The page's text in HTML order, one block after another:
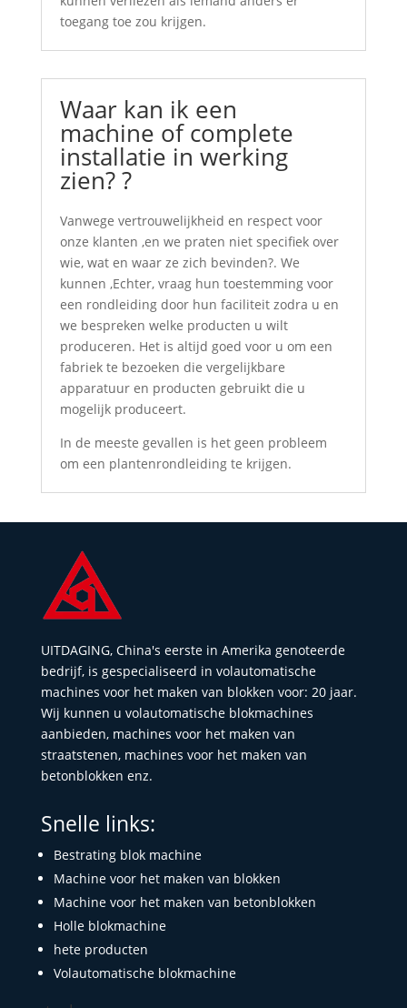
toegang toe zou krijgen.
Waar kan ik een
machine of complete
installatie in werking
zien? ?
Vanwege vertrouwelijkheid en respect voor
onze klanten ,en we praten niet specifiek over
wie, wat en waar ze zich bevinden?. We
kunnen ,Echter, vraag hun toestemming voor
een rondleiding door hun faciliteit zodra u en
we bespreken welke producten u wilt
produceren. Het is altijd goed voor u om een ​​
fabriek te bezoeken die vergelijkbare
apparatuur en producten gebruikt die u
mogelijk produceert.
In de meeste gevallen is het geen probleem
om een ​​plantenrondleiding te krijgen.
UITDAGING, China's eerste in Amerika genoteerde
bedrijf, is gespecialiseerd in volautomatische
machines voor het maken van blokken voor: 20 jaar.
Wij kunnen u volautomatische blokmachines
aanbieden, machines voor het maken van
straatstenen, machines voor het maken van
betonblokken enz.
Snelle links:
Bestrating blok machine
Machine voor het maken van blokken
Machine voor het maken van betonblokken
Holle blokmachine
hete producten
Volautomatische blokmachine